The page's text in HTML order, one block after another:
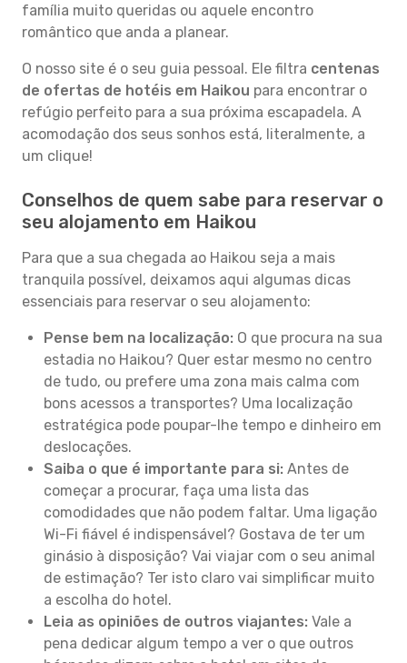
família muito queridas ou aquele encontro
romântico que anda a planear.
O nosso site é o seu guia pessoal. Ele filtra centenas
de ofertas de hotéis em Haikou para encontrar o
refúgio perfeito para a sua próxima escapadela. A
acomodação dos seus sonhos está, literalmente, a
um clique!
Conselhos de quem sabe para reservar o
seu alojamento em Haikou
Para que a sua chegada ao Haikou seja a mais
tranquila possível, deixamos aqui algumas dicas
essenciais para reservar o seu alojamento:
Pense bem na localização: O que procura na sua
estadia no Haikou? Quer estar mesmo no centro
de tudo, ou prefere uma zona mais calma com
bons acessos a transportes? Uma localização
estratégica pode poupar-lhe tempo e dinheiro em
deslocações.
Saiba o que é importante para si: Antes de
começar a procurar, faça uma lista das
comodidades que não podem faltar. Uma ligação
Wi-Fi fiável é indispensável? Gostava de ter um
ginásio à disposição? Vai viajar com o seu animal
de estimação? Ter isto claro vai simplificar muito
a escolha do hotel.
Leia as opiniões de outros viajantes: Vale a
pena dedicar algum tempo a ver o que outros